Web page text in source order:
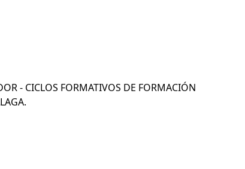
- CICLOS FORMATIVOS DE FORMACIÓN